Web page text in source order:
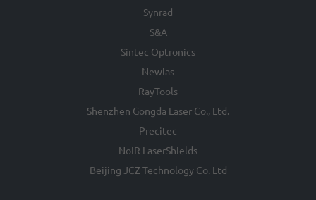
Synrad
S&A
Sintec Optronics
Newlas
RayTools
Shenzhen Gongda Laser Co., Ltd.
Precitec
NoIR LaserShields
Beijing JCZ Technology Co. Ltd